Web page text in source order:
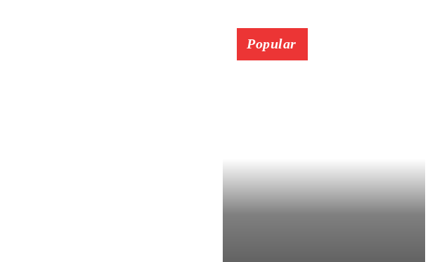
Popular